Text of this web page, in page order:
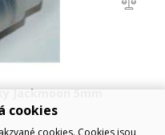
Jackmoon 5mm
cookies
cookies. Cookies jsou